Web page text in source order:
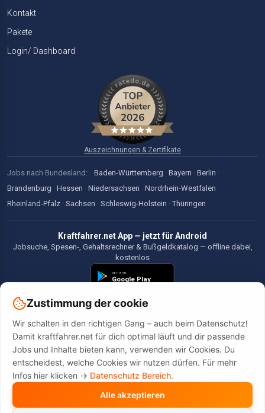
Kontakt
Pakete
Login/ Dashboard
Auszeichnungen & Zertifikate
Jobs nach Bundesland: Baden-Württemberg · Bayern · Berlin ·
Brandenburg · Hessen · Niedersachsen · Nordrhein-Westfalen ·
Rheinland-Pfalz · Sachsen · Schleswig-Holstein · Thüringen
Kraftfahrer.net App — jetzt für Android
Jobsuche, Spesen-, Gehaltsrechner & Bußgeldkatalog — offline dabei,
kostenlos
©2026 Kraftfahrer.net. Alle Rechte vorbehalten.
Diese Website wird durch reCAPTCHA geschützt. Es gelten die
Zustimmung der cookie
Wir schalten in den richtigen Gang – auch beim Datenschutz!
Damit kraftfahrer.net für dich optimal läuft und dir passende
Jobs und Inhalte bieten kann, verwenden wir Cookies. Du
entscheidest, welche Cookies wir nutzen dürfen. Für mehr
Infos hier klicken -> Datenschutz Bereich.
Alle akzeptieren